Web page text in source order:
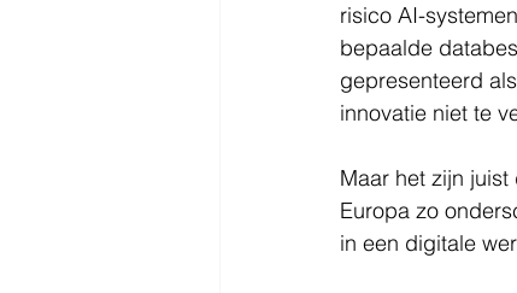
risico AI-
bepaalde
gepresenteerd
innovatie niet te
Maar het zijn
Europa zo
in een digitale